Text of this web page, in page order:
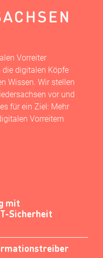
Vorreiter
die digitalen Köpfe
Wissen. Wir stellen
vor und
für ein Ziel: Mehr
Vorreitern
mit
Sicherheit